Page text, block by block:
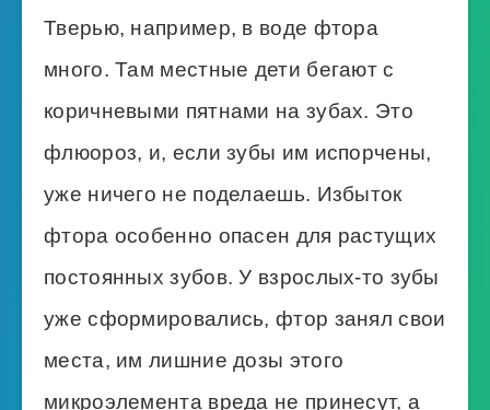
Тверью, например, в воде фтора
много. Там местные дети бегают с
коричневыми пятнами на зубах. Это
флюороз, и, если зубы им испорчены,
уже ничего не поделаешь. Избыток
фтора особенно опасен для растущих
постоянных зубов. У взрослых-то зубы
уже сформировались, фтор занял свои
места, им лишние дозы этого
микроэлемента вреда не принесут, а